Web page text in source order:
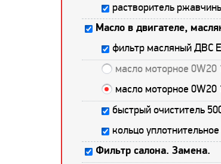
растворитель
Масло в двигателе,
фильтр масляный ДВС
масло моторное 0W20
масло моторное 0W20
быстрый очиститель
кольцо
Фильтр салона. Замена.